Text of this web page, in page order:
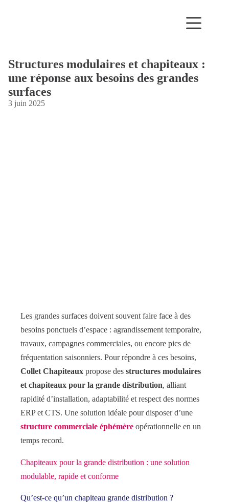
Structures modulaires et chapiteaux :
une réponse aux besoins des grandes
surfaces
3 juin 2025
Les grandes surfaces doivent souvent faire face à des
besoins ponctuels d’espace : agrandissement temporaire,
travaux, campagnes commerciales, ou encore pics de
fréquentation saisonniers. Pour répondre à ces besoins,
Collet Chapiteaux propose des structures modulaires
et chapiteaux pour la grande distribution, alliant
rapidité d’installation, adaptabilité et respect des normes
ERP et CTS. Une solution idéale pour disposer d’une
structure commerciale éphémère opérationnelle en un
temps record.
Chapiteaux pour la grande distribution : une solution
modulable, rapide et conforme
Qu’est-ce qu’un chapiteau grande distribution ?